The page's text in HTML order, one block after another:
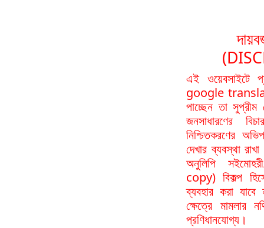
এই ওয়েবসাইটে
google
পাচ্ছেন তা
জনসাধারণের
নিশ্চিতকরণের
দেখার ব্যবস্থা
অনুলিপি
copy) বিকল্প
ব্যবহার করা
ক্ষেত্রে মামলার
প্রণিধানযোগ্য।